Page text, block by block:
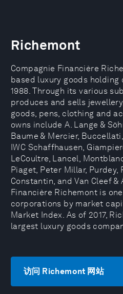
Richemont
Compagnie Financière
based luxury goods holding
1988. Through its various
produces and sells
goods, pens, clothing and
owns include A. Lange &
Baume & Mercier,
IWC Schaffhausen,
LeCoultre, Lancel,
Piaget, Peter Millar, Purdey,
Constantin, and Van Cleef &
Financière Richemont is
corporations by market
Market Index. As of 2017,
largest luxury goods
访问 Richemont 网站